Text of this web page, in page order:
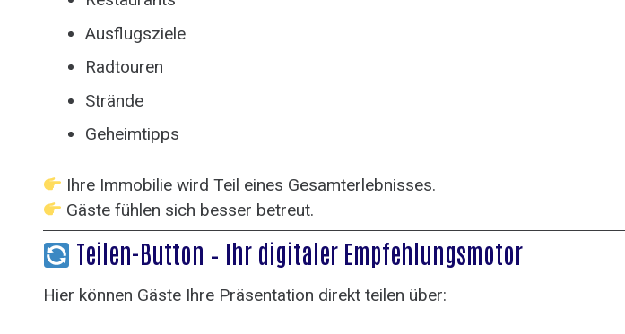
Ausflugsziele
Radtouren
Strände
Geheimtipps
Ihre Immobilie wird Teil eines Gesamterlebnisses.
Gäste fühlen sich besser betreut.
Teilen-Button – Ihr digitaler Empfehlungsmotor
Hier können Gäste Ihre Präsentation direkt teilen über: